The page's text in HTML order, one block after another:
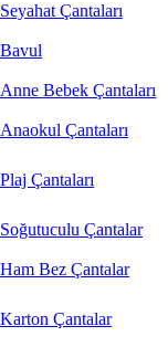
Seyahat Çantaları
Bavul
Anne Bebek Çantaları
Anaokul Çantaları
Plaj Çantaları
Soğutuculu Çantalar
Ham Bez Çantalar
Karton Çantalar